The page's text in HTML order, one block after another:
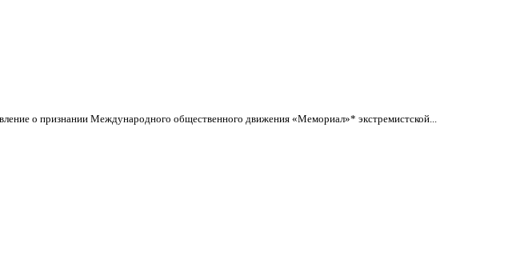
о признании Международного общественного движения «Мемориал»* экстремистской...